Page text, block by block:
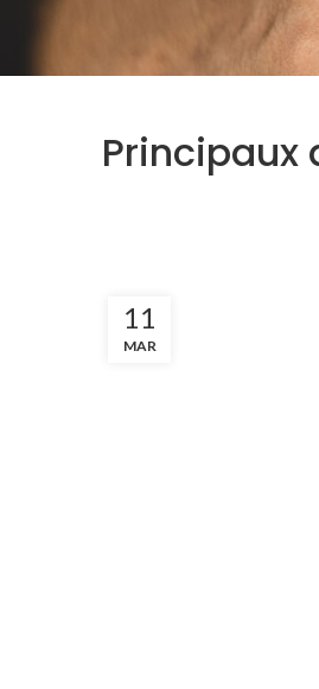
Principaux
11
MAR